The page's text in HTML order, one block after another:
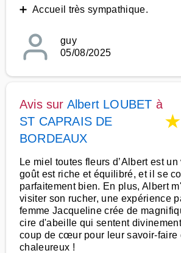
➕ Accueil très sympathique.
guy
05/08/2025
Avis sur Albert LOUBET à
ST CAPRAIS DE
BORDEAUX
★
Le miel toutes fleurs d’Albert est
goût est riche et équilibré, et il se
parfaitement bien. En plus, Albert
visiter son rucher, une expérience
femme Jacqueline crée de
cire d'abeille qui sentent
coup de cœur pour leur savoir-faire
chaleureux !